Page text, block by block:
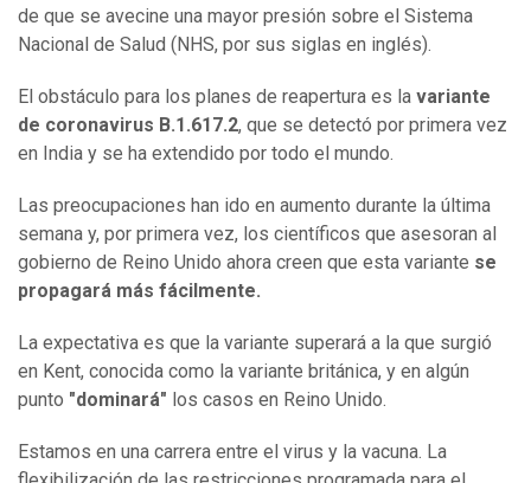
de que se avecine una mayor presión sobre el Sistema
Nacional de Salud (NHS, por sus siglas en inglés).
El obstáculo para los planes de reapertura es la variante
de coronavirus B.1.617.2, que se detectó por primera vez
en India y se ha extendido por todo el mundo.
Las preocupaciones han ido en aumento durante la última
semana y, por primera vez, los científicos que asesoran al
gobierno de Reino Unido ahora creen que esta variante se
propagará más fácilmente.
La expectativa es que la variante superará a la que surgió
en Kent, conocida como la variante británica, y en algún
punto "dominará" los casos en Reino Unido.
Estamos en una carrera entre el virus y la vacuna. La